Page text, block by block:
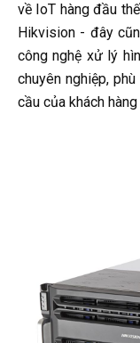
về IoT hàng đầu
Hikvision - đây
công nghệ xử lý
chuyên nghiệp,
cầu của khách